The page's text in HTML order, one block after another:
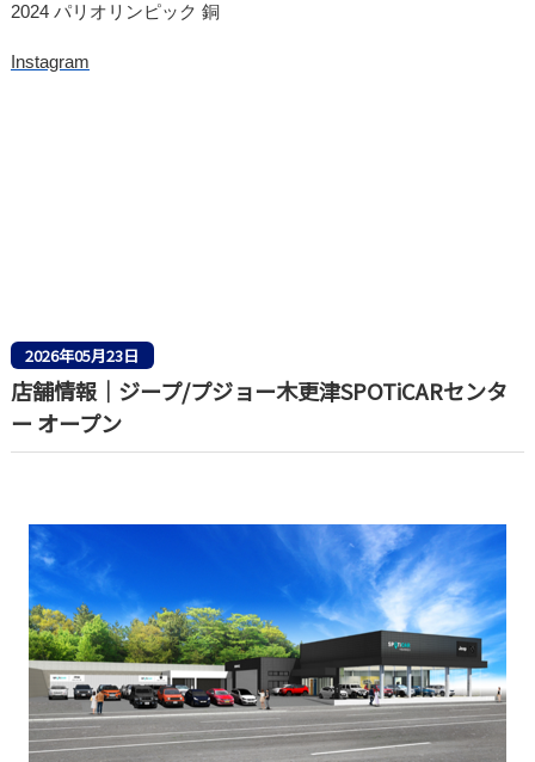
2024 パリオリンピック 銅
Instagram
2026年05月23日
店舗情報｜ジープ/プジョー木更津SPOTiCARセンタ
ー オープン